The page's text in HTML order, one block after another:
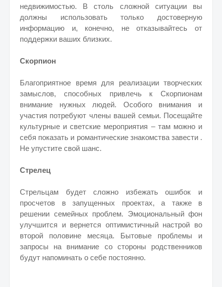
недвижимостью. В столь сложной ситуации вы
должны использовать только достоверную
информацию и, конечно, не отказывайтесь от
поддержки ваших близких.
Скорпион
Благоприятное время для реализации творческих
замыслов, способных привлечь к Скорпионам
внимание нужных людей. Особого внимания и
участия потребуют члены вашей семьи. Посещайте
культурные и светские мероприятия – там можно и
себя показать и романтические знакомства завести .
Не упустите свой шанс.
Стрелец
Стрельцам будет сложно избежать ошибок и
просчетов в запущенных проектах, а также в
решении семейных проблем. Эмоциональный фон
улучшится и вернется оптимистичный настрой во
второй половине месяца. Бытовые проблемы и
запросы на внимание со стороны родственников
будут напоминать о себе постоянно.